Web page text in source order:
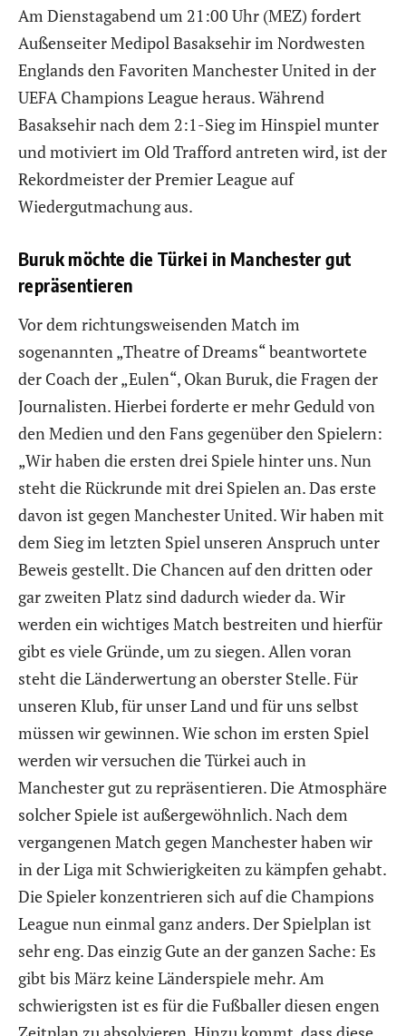
Am Dienstagabend um 21:00 Uhr (MEZ) fordert
Außenseiter Medipol Basaksehir im Nordwesten
Englands den Favoriten Manchester United in der
UEFA Champions League heraus. Während
Basaksehir nach dem 2:1-Sieg im Hinspiel munter
und motiviert im Old Trafford antreten wird, ist der
Rekordmeister der Premier League auf
Wiedergutmachung aus.
Buruk möchte die Türkei in Manchester gut
repräsentieren
Vor dem richtungsweisenden Match im
sogenannten „Theatre of Dreams“ beantwortete
der Coach der „Eulen“, Okan Buruk, die Fragen der
Journalisten. Hierbei forderte er mehr Geduld von
den Medien und den Fans gegenüber den Spielern:
„Wir haben die ersten drei Spiele hinter uns. Nun
steht die Rückrunde mit drei Spielen an. Das erste
davon ist gegen Manchester United. Wir haben mit
dem Sieg im letzten Spiel unseren Anspruch unter
Beweis gestellt. Die Chancen auf den dritten oder
gar zweiten Platz sind dadurch wieder da. Wir
werden ein wichtiges Match bestreiten und hierfür
gibt es viele Gründe, um zu siegen. Allen voran
steht die Länderwertung an oberster Stelle. Für
unseren Klub, für unser Land und für uns selbst
müssen wir gewinnen. Wie schon im ersten Spiel
werden wir versuchen die Türkei auch in
Manchester gut zu repräsentieren. Die Atmosphäre
solcher Spiele ist außergewöhnlich. Nach dem
vergangenen Match gegen Manchester haben wir
in der Liga mit Schwierigkeiten zu kämpfen gehabt.
Die Spieler konzentrieren sich auf die Champions
League nun einmal ganz anders. Der Spielplan ist
sehr eng. Das einzig Gute an der ganzen Sache: Es
gibt bis März keine Länderspiele mehr. Am
schwierigsten ist es für die Fußballer diesen engen